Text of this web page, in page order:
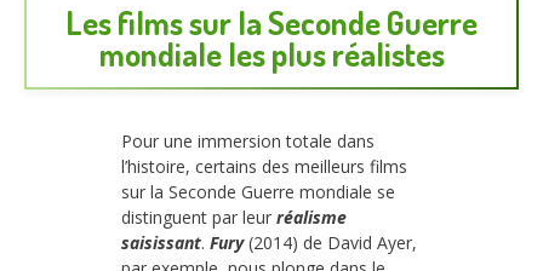
Les films sur la Seconde Guerre
mondiale les plus réalistes
Pour une immersion totale dans
l’histoire, certains des meilleurs films
sur la Seconde Guerre mondiale se
distinguent par leur réalisme
saisissant. Fury(2014) de David Ayer,